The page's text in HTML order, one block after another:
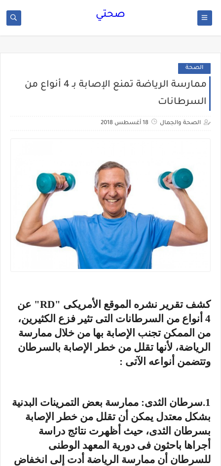
صحتي
الصحة
ممارسة الرياضة تمنع الإصابة بـ 4 أنواع من
السرطانات
الصحة والجمال 18 أغسطس 2018
كشف تقرير نشره الموقع الأمريكى "RD" عن
4 أنواع من السرطانات التى تثير فزع الكثيرين،
من الممكن تجنب الإصابة بها من خلال ممارسة
الرياضة، لأنها تقلل من خطر الإصابة بالسرطان
وتتضمن أنواعه الآتى :
1.سرطان الثدى: ممارسة بعض التمرينات البدنية
بشكل معتدل يمكن أن تقلل من خطر الإصابة
بسرطان الثدى، حيث أظهرت نتائج دراسة
أجراها باحثون فى دورية المعهد الوطنى
للسرطان أن ممارسة الرياضة أدت إلى انخفاض